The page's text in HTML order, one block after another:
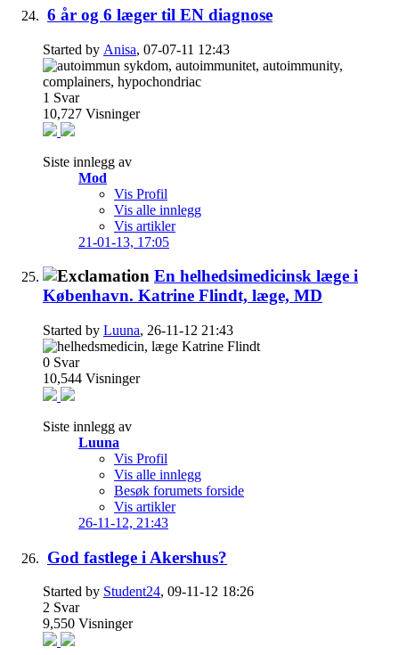
6 år og 6 læger til EN diagnose
Started by Anisa, 07-07-11 12:43
1 Svar
10,727 Visninger
Siste innlegg av
Mod
Vis Profil
Vis alle innlegg
Vis artikler
21-01-13, 17:05
En helhedsimedicinsk læge i
København. Katrine Flindt, læge, MD
Started by Luuna, 26-11-12 21:43
0 Svar
10,544 Visninger
Siste innlegg av
Luuna
Vis Profil
Vis alle innlegg
Besøk forumets forside
Vis artikler
26-11-12, 21:43
God fastlege i Akershus?
Started by Student24, 09-11-12 18:26
2 Svar
9,550 Visninger